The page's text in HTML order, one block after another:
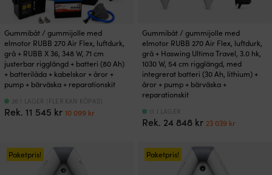
Gummibåt / gummijolle med
elmotor RUBB 270 Air Flex, luftdurk,
grå + RUBB X 36, 348 W, 71 cm
justerbar rigglängd + batteri (80 Ah)
+ batterilåda + kabelskor + åror +
pump + bärväska + reparationskit
Rek. 11 545 krDet
var:
11
545 kr.
10 099 krDet
26 I LAGER (FLER KAN KÖPAS)
Gummibåt / gummijolle med
elmotor RUBB 270 Air Flex, luftdurk,
grå + Haswing Ultima Travel, 3.0 hk,
1030 W, 54 cm rigglängd, med
integrerat batteri (30 Ah, lithium) +
åror + pump + bärväska +
reparationskit
Rek. 24 848 kr Det
priset
var:
24
23 039 krDet
11 I LAGER
Paketpris! Paketpris!